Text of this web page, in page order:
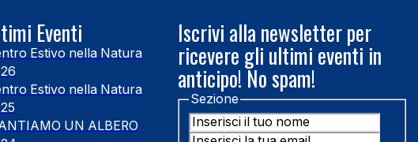
Eventi
Estivo nella Natura
Estivo nella Natura
UN ALBERO
Iscrivi alla newsletter per
ricevere gli ultimi eventi in
anticipo! No spam!
Sezione